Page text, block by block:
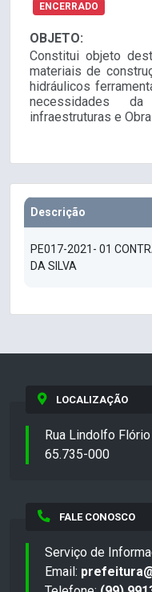
ENCERRADO
OBJETO:
Constitui objeto
materiais de
hidráulicos
necessidades
infraestruturas e
Descrição
PE017-2021- 01
DA SILVA
LOCALIZAÇÃO
Rua Lindolfo
65.735-000
FALE CONOSCO
Serviço de
Email: